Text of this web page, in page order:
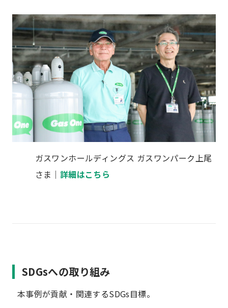
ガスワンホールディングス ガスワンパーク上尾
さま｜ 詳細はこちら
SDGsへの取り組み
本事例が貢献・関連するSDGs目標。